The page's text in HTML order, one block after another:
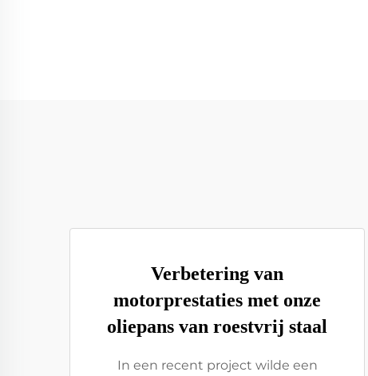
Verbetering van
motorprestaties met onze
oliepans van roestvrij staal
In een recent project wilde een